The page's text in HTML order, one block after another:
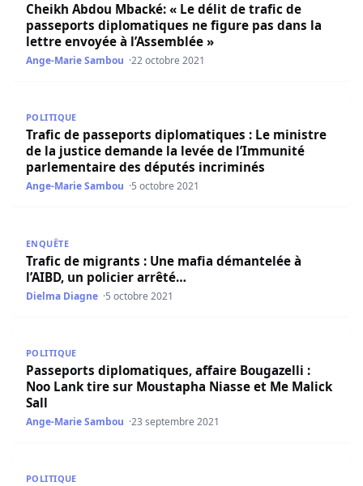
Cheikh Abdou Mbacké: « Le délit de trafic de
passeports diplomatiques ne figure pas dans la
lettre envoyée à l’Assemblée »
Ange-Marie Sambou 22 octobre 2021
POLITIQUE
Trafic de passeports diplomatiques : Le ministre
de la justice demande la levée de l’Immunité
parlementaire des députés incriminés
Ange-Marie Sambou 5 octobre 2021
ENQUÊTE
Trafic de migrants : Une mafia démantelée à
l’AIBD, un policier arrêté…
Dielma Diagne 5 octobre 2021
POLITIQUE
Passeports diplomatiques, affaire Bougazelli :
Noo Lank tire sur Moustapha Niasse et Me Malick
Sall
Ange-Marie Sambou 23 septembre 2021
POLITIQUE